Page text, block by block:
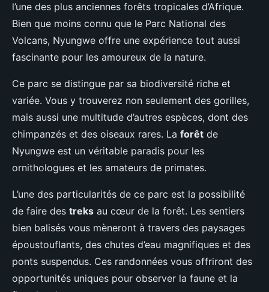
l’une des plus anciennes forêts tropicales d’Afrique.
Bien que moins connu que le Parc National des
Volcans, Nyungwe offre une expérience tout aussi
fascinante pour les amoureux de la nature.
Ce parc se distingue par sa biodiversité riche et
variée. Vous y trouverez non seulement des gorilles,
mais aussi une multitude d’autres espèces, dont des
chimpanzés et des oiseaux rares. La forêt de
Nyungwe est un véritable paradis pour les
ornithologues et les amateurs de primates.
L’une des particularités de ce parc est la possibilité
de faire des treks au cœur de la forêt. Les sentiers
bien balisés vous mèneront à travers des paysages
époustouflants, des chutes d’eau magnifiques et des
ponts suspendus. Ces randonnées vous offriront des
opportunités uniques pour observer la faune et la